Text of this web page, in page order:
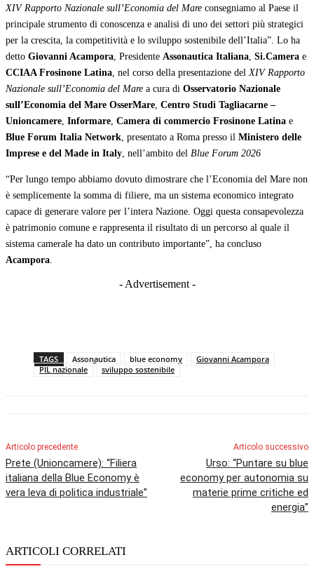
XIV Rapporto Nazionale sull’Economia del Mare consegniamo al Paese il
principale strumento di conoscenza e analisi di uno dei settori più strategici
per la crescita, la competitività e lo sviluppo sostenibile dell’Italia”. Lo ha
detto Giovanni Acampora, Presidente Assonautica Italiana, Si.Camera e
CCIAA Frosinone Latina, nel corso della presentazione delXIV Rapporto
Nazionale sull’Economia del Mare a cura di Osservatorio Nazionale
sull’Economia del Mare OsserMare, Centro Studi Tagliacarne –
Unioncamere, Informare, Camera di commercio Frosinone Latina e
Blue Forum Italia Network, presentato a Roma presso il Ministero delle
Imprese e del Made in Italy, nell’ambito del Blue Forum 2026
“Per lungo tempo abbiamo dovuto dimostrare che l’Economia del Mare non
è semplicemente la somma di filiere, ma un sistema economico integrato
capace di generare valore per l’intera Nazione. Oggi questa consapevolezza
è patrimonio comune e rappresenta il risultato di un percorso al quale il
sistema camerale ha dato un contributo importante”, ha concluso
Acampora.
- Advertisement -
TAGS Assonautica blue economy
Giovanni Acampora
PIL nazionale
sviluppo sostenibile
Articolo precedente
Prete (Unioncamere): “Filiera
italiana della Blue Economy è
vera leva di politica industriale”
Articolo successivo
Urso: “Puntare su blue
economy per autonomia su
materie prime critiche ed
energia”
ARTICOLI CORRELATI